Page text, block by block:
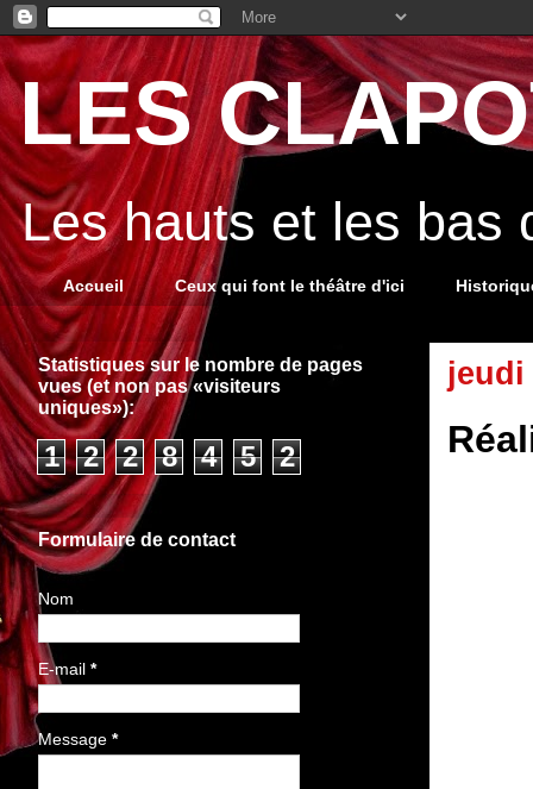
LES
Les hauts et les bas
Accueil Ceux qui font le théâtre d'ici
jeudi
Statistiques sur le nombre de pages
vues (et non pas «visiteurs
uniques»):
1 2 2 8 4 5 2
Formulaire de contact
Nom
E-mail *
Message *